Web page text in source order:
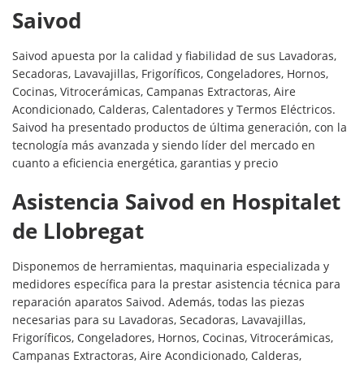
Saivod
Saivod apuesta por la calidad y fiabilidad de sus Lavadoras,
Secadoras, Lavavajillas, Frigoríficos, Congeladores, Hornos,
Cocinas, Vitrocerámicas, Campanas Extractoras, Aire
Acondicionado, Calderas, Calentadores y Termos Eléctricos.
Saivod ha presentado productos de última generación, con la
tecnología más avanzada y siendo líder del mercado en
cuanto a eficiencia energética, garantias y precio
Asistencia Saivod en Hospitalet
de Llobregat
Disponemos de herramientas, maquinaria especializada y
medidores específica para la prestar asistencia técnica para
reparación aparatos Saivod. Además, todas las piezas
necesarias para su Lavadoras, Secadoras, Lavavajillas,
Frigoríficos, Congeladores, Hornos, Cocinas, Vitrocerámicas,
Campanas Extractoras, Aire Acondicionado, Calderas,